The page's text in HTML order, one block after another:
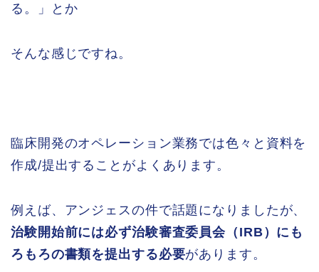
る。」とか
そんな感じですね。
臨床開発のオペレーション業務では色々と資料を
作成/提出することがよくあります。
例えば、アンジェスの件で話題になりましたが、
治験開始前には必ず治験審査委員会（IRB）にも
ろもろの書類を提出する必要があります。